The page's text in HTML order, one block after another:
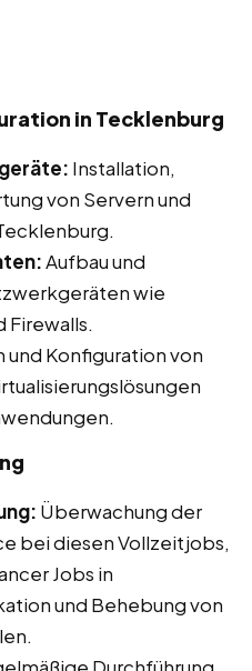
in Tecklenburg
Installation,
von Servern und
Aufbau und
wie
Firewalls.
und Konfiguration von
Überwachung der
bei diesen Vollzeitjobs,
Jobs in
und Behebung von